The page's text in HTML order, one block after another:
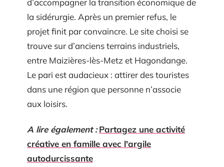
la sidérurgie. Après un premier refus, le
projet finit par convaincre. Le site choisi se
trouve sur d’anciens terrains industriels,
entre Maizières-lès-Metz et Hagondange.
Le pari est audacieux : attirer des touristes
dans une région que personne n’associe
aux loisirs.
A lire également : Partagez une activité
créative en famille avec l'argile
autodurcissante